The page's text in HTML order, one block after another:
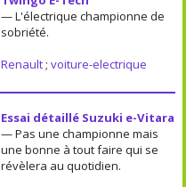
— L'électrique championne de
sobriété.
Renault; voiture-electrique
Essai détaillé Suzuki e-Vitara
— Pas une championne mais
une bonne à tout faire qui se
révèlera au quotidien.